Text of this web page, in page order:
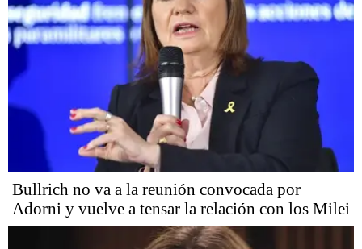
Bullrich no va a la reunión convocada por
Adorni y vuelve a tensar la relación con los Milei